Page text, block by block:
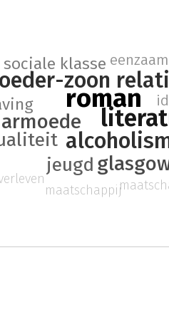
roman
zoon
armoede
jeugd
sociale klasse
maatschappij